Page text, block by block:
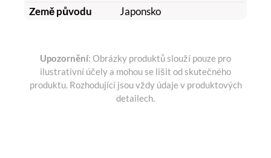
Země původu
Japonsko
Upozornění: Obrázky produktů slouží pouze pro
ilustrativní účely a mohou se lišit od skutečného
produktu. Rozhodující jsou vždy údaje v produktových
detailech.